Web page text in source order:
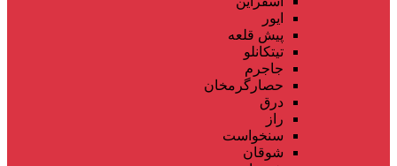
ایور
پیش قلعه
تیتکانلو
جاجرم
حصارگرمخان
درق
راز
سنخواست
شوقان